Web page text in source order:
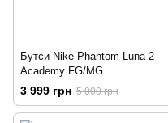
Бутси Nike Phantom Luna 2
Academy FG/MG
3 999 грн 5 000 грн